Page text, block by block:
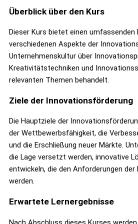
Überblick über den Kurs
Dieser Kurs bietet einen umfassenden
verschiedenen Aspekte der
Unternehmenskultur über
Kreativitätstechniken und
relevanten Themen behandelt.
Ziele der Innovationsförderung
Die Hauptziele der
der Wettbewerbsfähigkeit, die
und die Erschließung neuer Märkte.
die Lage versetzt werden, innovative
entwickeln, die den Anforderungen der
werden.
Erwartete Lernergebnisse